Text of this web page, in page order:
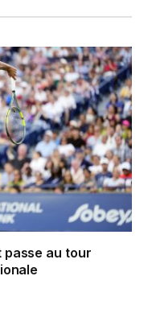
passe au tour